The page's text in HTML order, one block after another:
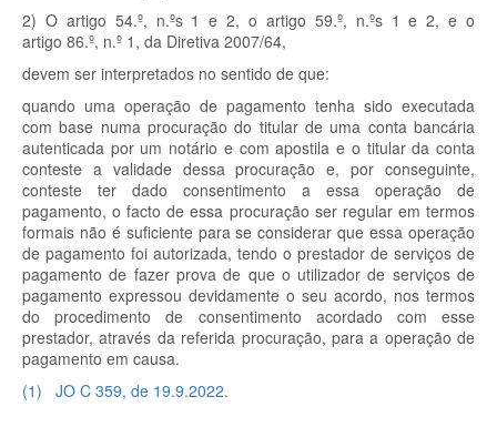
2) O artigo 54.º, n.ºs1 e 2, o artigo 59.º, n.ºs1 e 2, e o
artigo 86.º, n.º 1, da Diretiva 2007/64,
devem ser interpretados no sentido de que:
quando uma operação de pagamento tenha sido executada
com base numa procuração do titular de uma conta bancária
autenticada por um notário e com apostila e o titular da conta
conteste a validade dessa procuração e, por conseguinte,
conteste ter dado consentimento a essa operação de
pagamento, o facto de essa procuração ser regular em termos
formais não é suficiente para se considerar que essa operação
de pagamento foi autorizada, tendo o prestador de serviços de
pagamento de fazer prova de que o utilizador de serviços de
pagamento expressou devidamente o seu acordo, nos termos
do procedimento de consentimento acordado com esse
prestador, através da referida procuração, para a operação de
pagamento em causa.
(1) JO C 359, de 19.9.2022.